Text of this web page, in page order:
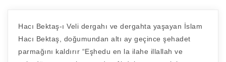
Hacı Bektaş-ı Veli dergahı ve dergahta yaşayan İslam
Hacı Bektaş, doğumundan altı ay geçince şehadet
parmağını kaldırır “Eşhedu en la ilahe illallah ve